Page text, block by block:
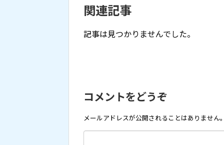
関連記事
記事は見つかりませんでした。
コメントをどうぞ
メールアドレスが公開されることはありません